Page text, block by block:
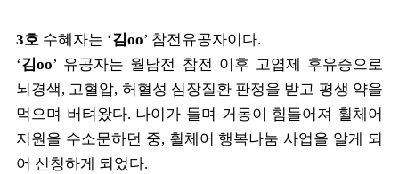
3호 수혜자는 ‘김oo’ 참전유공자이다.
‘김oo’ 유공자는 월남전 참전 이후 고엽제 후유증으로
뇌경색, 고혈압, 허혈성 심장질환 판정을 받고 평생 약을
먹으며 버텨왔다. 나이가 들며 거동이 힘들어져 휠체어
지원을 수소문하던 중, 휠체어 행복나눔 사업을 알게 되
어 신청하게 되었다.